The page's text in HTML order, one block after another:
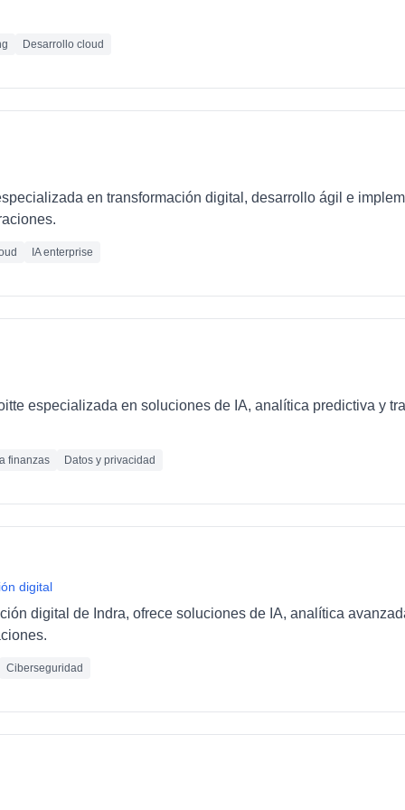
Desarrollo cloud
en transformación digital, desarrollo ágil e
IA enterprise
especializada en soluciones de IA, analítica predictiva y
finanzas Datos y privacidad
digital
digital de Indra, ofrece soluciones de IA, analítica
Ciberseguridad